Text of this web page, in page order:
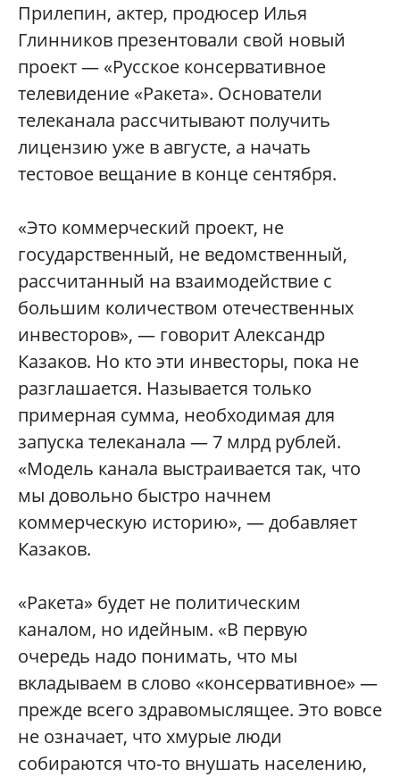
Прилепин, актер, продюсер Илья
Глинников презентовали свой новый
проект — «Русское консервативное
телевидение «Ракета». Основатели
телеканала рассчитывают получить
лицензию уже в августе, а начать
тестовое вещание в конце сентября.
«Это коммерческий проект, не
государственный, не ведомственный,
рассчитанный на взаимодействие с
большим количеством отечественных
инвесторов», — говорит Александр
Казаков. Но кто эти инвесторы, пока не
разглашается. Называется только
примерная сумма, необходимая для
запуска телеканала — 7 млрд рублей.
«Модель канала выстраивается так, что
мы довольно быстро начнем
коммерческую историю», — добавляет
Казаков.
«Ракета» будет не политическим
каналом, но идейным. «В первую
очередь надо понимать, что мы
вкладываем в слово «консервативное» —
прежде всего здравомыслящее. Это вовсе
не означает, что хмурые люди
собираются что-то внушать населению,